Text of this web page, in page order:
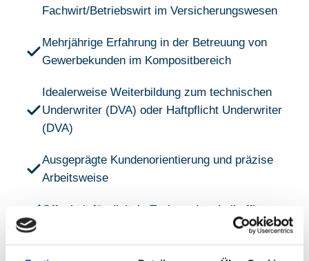
Fachwirt/Betriebswirt im Versicherungswesen
Mehrjährige Erfahrung in der Betreuung von
Gewerbekunden im Kompositbereich
Idealerweise Weiterbildung zum technischen
Underwriter (DVA) oder Haftpflicht Underwriter
(DVA)
Ausgeprägte Kundenorientierung und präzise
Arbeitsweise
Offenheit für digitale Tools und technikaffin